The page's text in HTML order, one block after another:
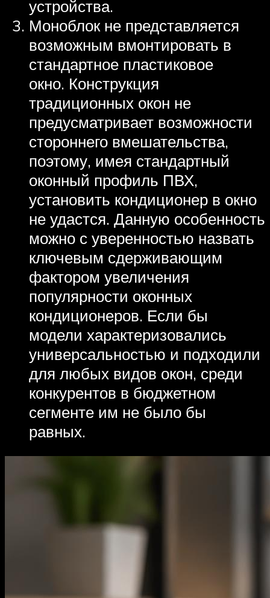
устройства.
Моноблок не представляется
возможным вмонтировать в
стандартное пластиковое
окно. Конструкция
традиционных окон не
предусматривает возможности
стороннего вмешательства,
поэтому, имея стандартный
оконный профиль ПВХ,
установить кондиционер в окно
не удастся. Данную особенность
можно с уверенностью назвать
ключевым сдерживающим
фактором увеличения
популярности оконных
кондиционеров. Если бы
модели характеризовались
универсальностью и подходили
для любых видов окон, среди
конкурентов в бюджетном
сегменте им не было бы
равных.